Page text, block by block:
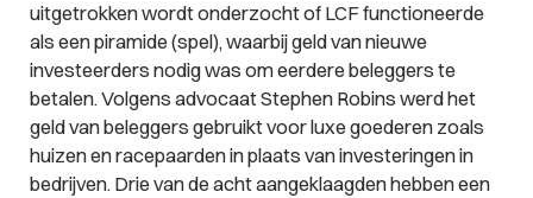
uitgetrokken wordt onderzocht of LCF functioneerde
als een piramide (spel), waarbij geld van nieuwe
investeerders nodig was om eerdere beleggers te
betalen. Volgens advocaat Stephen Robins werd het
geld van beleggers gebruikt voor luxe goederen zoals
huizen en racepaarden in plaats van investeringen in
bedrijven. Drie van de acht aangeklaagden hebben een